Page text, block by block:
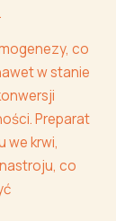
co
w stanie
Preparat
we krwi,
co